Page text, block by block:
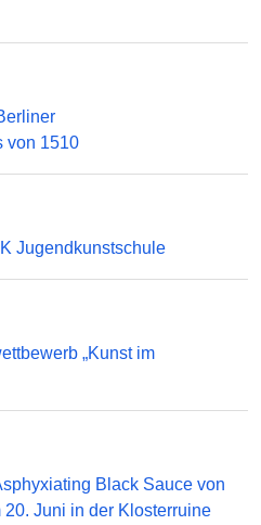
von 1510
Jugendkunstschule
„Kunst im
Black Sauce von
Juni in der Klosterruine